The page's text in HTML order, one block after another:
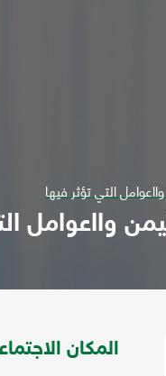
التي تؤثر فيها
وااعوامل
المكان